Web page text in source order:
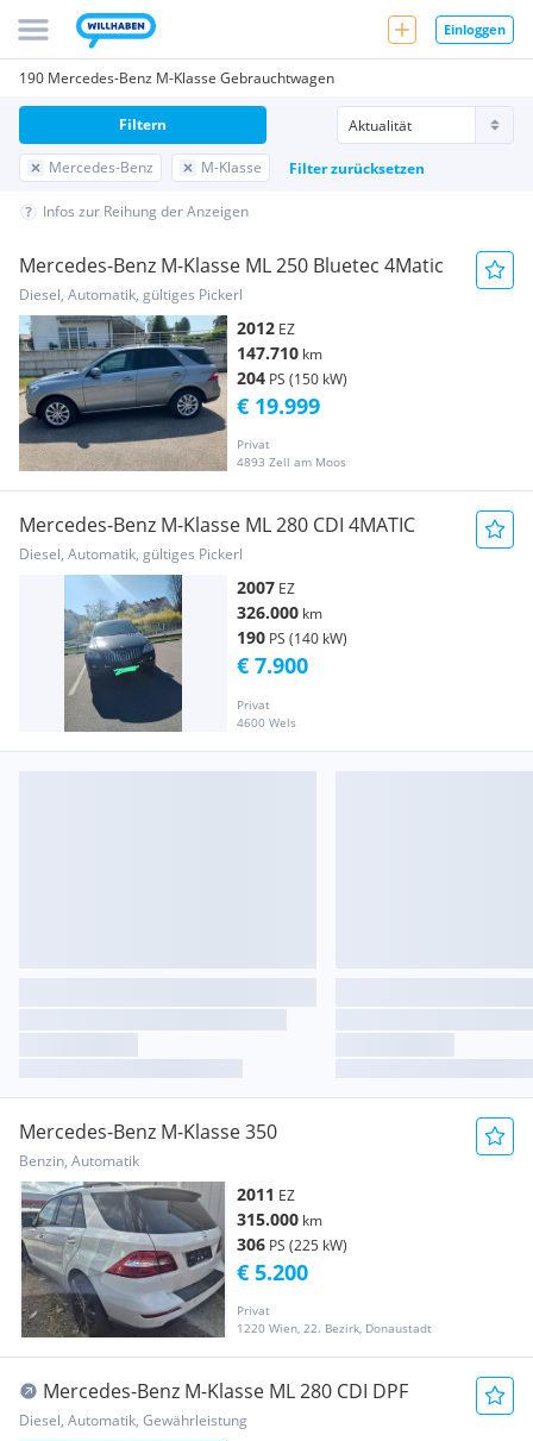
Einloggen
190 Mercedes-Benz M-Klasse Gebrauchtwagen
Mercedes-Benz M-Klasse Filter zurücksetzen
Filtern
Infos zur Reihung der Anzeigen
Mercedes-Benz M-Klasse ML 250 Bluetec 4Matic
Diesel, Automatik, gültiges Pickerl
2012 EZ
147.710 km
204 PS (150 kW)
Privat
4893 Zell am Moos
€ 19.999
Mercedes-Benz M-Klasse ML 280 CDI 4MATIC
Diesel, Automatik, gültiges Pickerl
2007 EZ
326.000 km
190 PS (140 kW)
Privat
4600 Wels
€ 7.900
Mercedes-Benz M-Klasse 350
Benzin, Automatik
2011 EZ
315.000 km
306 PS (225 kW)
Privat
1220 Wien, 22. Bezirk, Donaustadt
€ 5.200
Mercedes-Benz M-Klasse ML 280 CDI DPF
Diesel, Automatik, Gewährleistung